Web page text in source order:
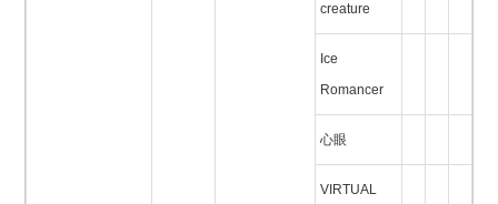
creature
Ice
Romancer
心眼
VIRTUAL